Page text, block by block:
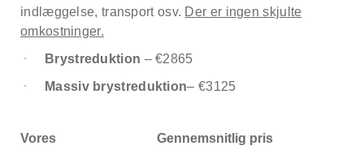
indlæggelse, transport osv. Der er ingen skjulte
omkostninger.
Brystreduktion – €2865
Massiv brystreduktion– €3125
Vores
Gennemsnitlig pris